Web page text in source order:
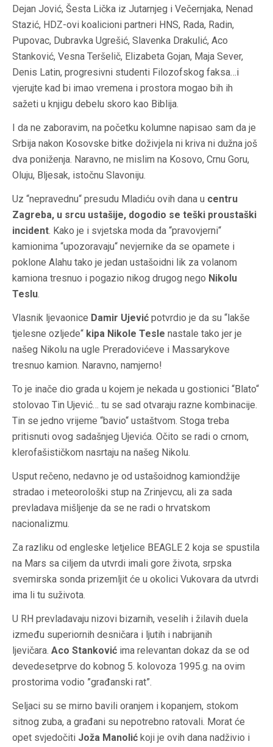
Dejan Jović, Šesta Lička iz Jutarnjeg i Večernjaka, Nenad
Stazić, HDZ-ovi koalicioni partneri HNS, Rada, Radin,
Pupovac, Dubravka Ugrešić, Slavenka Drakulić, Aco
Stanković, Vesna Teršelič, Elizabeta Gojan, Maja Sever,
Denis Latin, progresivni studenti Filozofskog faksa…i
vjerujte kad bi imao vremena i prostora mogao bih ih
sažeti u knjigu debelu skoro kao Biblija.
I da ne zaboravim, na početku kolumne napisao sam da je
Srbija nakon Kosovske bitke doživjela ni kriva ni dužna još
dva poniženja. Naravno, ne mislim na Kosovo, Crnu Goru,
Oluju, Bljesak, istočnu Slavoniju.
Uz “nepravednu“ presudu Mladiću ovih dana u centru
Zagreba, u srcu ustašije, dogodio se teški proustaški
incident. Kako je i svjetska moda da “pravovjerni“
kamionima “upozoravaju“ nevjernike da se opamete i
poklone Alahu tako je jedan ustašoidni lik za volanom
kamiona tresnuo i pogazio nikog drugog nego Nikolu
Teslu.
Vlasnik ljevaonice Damir Ujević potvrdio je da su “lakše
tjelesne ozljede“ kipa Nikole Tesle nastale tako jer je
našeg Nikolu na ugle Preradovićeve i Massarykove
tresnuo kamion. Naravno, namjerno!
To je inače dio grada u kojem je nekada u gostionici “Blato“
stolovao Tin Ujević… tu se sad otvaraju razne kombinacije.
Tin se jedno vrijeme “bavio“ ustaštvom. Stoga treba
pritisnuti ovog sadašnjeg Ujevića. Očito se radi o crnom,
klerofašističkom nasrtaju na našeg Nikolu.
Usput rečeno, nedavno je od ustašoidnog kamiondžije
stradao i meteorološki stup na Zrinjevcu, ali za sada
prevladava mišljenje da se ne radi o hrvatskom
nacionalizmu.
Za razliku od engleske letjelice BEAGLE 2 koja se spustila
na Mars sa ciljem da utvrdi imali gore života, srpska
svemirska sonda prizemljit će u okolici Vukovara da utvrdi
ima li tu suživota.
U RH prevladavaju nizovi bizarnih, veselih i žilavih duela
između superiornih desničara i ljutih i nabrijanih
ljevičara. Aco Stanković ima relevantan dokaz da se od
devedesetprve do kobnog 5. kolovoza 1995.g. na ovim
prostorima vodio ”građanski rat”.
Seljaci su se mirno bavili oranjem i kopanjem, stokom
sitnog zuba, a građani su nepotrebno ratovali. Morat će
opet svjedočiti Joža Manolić koji je ovih dana nadživio i